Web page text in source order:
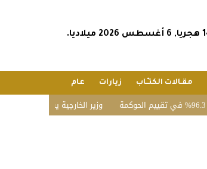
مقـالات الكتـّـاب زيارات عام
وزير الخارجية يشارك في الاجتماع